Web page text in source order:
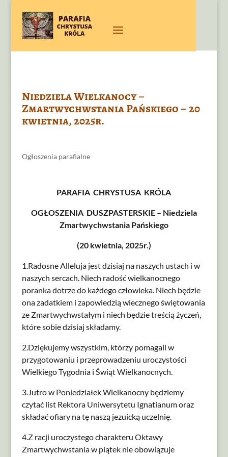
Niedziela Wielkanocy –
Zmartwychwstania Pańskiego – 20
kwietnia, 2025r.
Ogłoszenia parafialne
PARAFIA CHRYSTUSA KRÓLA
OGŁOSZENIA DUSZPASTERSKIE – Niedziela
Zmartwychwstania Pańskiego
(20 kwietnia, 2025r.)
1.Radosne Alleluja jest dzisiaj na naszych ustach i w
naszych sercach. Niech radość wielkanocnego
poranka dotrze do każdego człowieka. Niech będzie
ona zadatkiem i zapowiedzią wiecznego świętowania
ze Zmartwychwstałym i niech będzie treścią życzeń,
które sobie dzisiaj składamy.
2.Dziękujemy wszystkim, którzy pomagali w
przygotowaniu i przeprowadzeniu uroczystości
Wielkiego Tygodnia i Świąt Wielkanocnych.
3.Jutro w Poniedziałek Wielkanocny będziemy
czytać list Rektora Uniwersytetu Ignatianum oraz
składać ofiary na tę naszą jezuicką uczelnię.
4.Z racji uroczystego charakteru Oktawy
Zmartwychwstania w piątek nie obowiązuje